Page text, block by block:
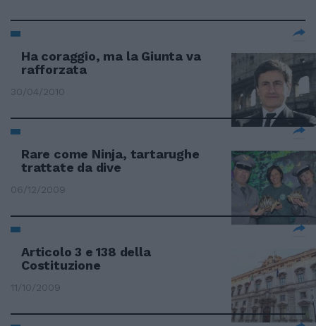
Ha coraggio, ma la Giunta va
rafforzata
30/04/2010
Rare come Ninja, tartarughe
trattate da dive
06/12/2009
Articolo 3 e 138 della
Costituzione
11/10/2009